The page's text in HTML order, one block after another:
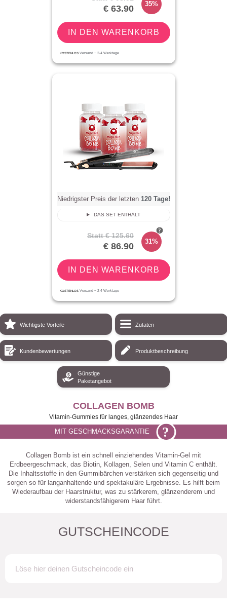
€ 63.90 35%
IN DEN WARENKORB
KOSTENLOS Versand ~ 2-4Werktage
Niedrigster Preis der letzten 120Tage!
DAS SET ENTHÄLT
Statt € 125.60
€ 86.90 31%
IN DEN WARENKORB
KOSTENLOS Versand ~ 2-4Werktage
Wichtigste Vorteile Zutaten
Kundenbewertungen Produktbeschreibung
Günstige
Paketangebot
COLLAGEN BOMB
Vitamin-Gummies für langes, glänzendes Haar
MIT GESCHMACKSGARANTIE ?
Collagen Bomb ist ein schnell einziehendes Vitamin-Gel mit
Erdbeergeschmack, das Biotin, Kollagen, Selen und Vitamin C enthält.
Die Inhaltsstoffe in den Gummibärchen verstärken sich gegenseitig und
sorgen so für langanhaltende und spektakuläre Ergebnisse. Es hilft beim
Wiederaufbau der Haarstruktur, was zu stärkerem, glänzenderem und
widerstandsfähigerem Haar führt.
GUTSCHEINCODE